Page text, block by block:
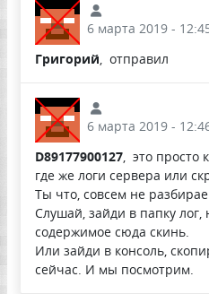
6 марта 2019 -
Григорий, отправил
6 марта 2019 -
D89177900127, это просто
где же логи сервера или
Ты что, совсем не
Слушай, зайди в папку
содержимое сюда скинь.
Или зайди в консоль,
сейчас. И мы посмотрим.